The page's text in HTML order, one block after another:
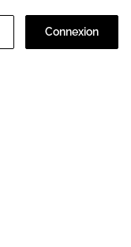
Connexion